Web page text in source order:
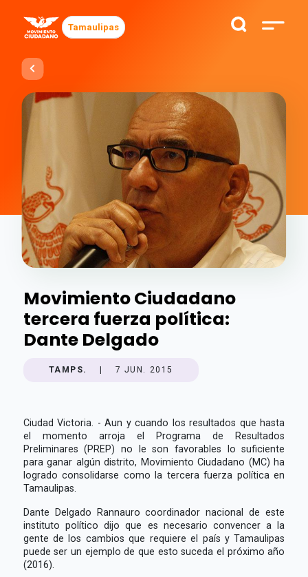
Tamaulipas
Movimiento Ciudadano
tercera fuerza política:
Dante Delgado
TAMPS. 7 JUN. 2015
Ciudad Victoria. - Aun y cuando los resultados que hasta
el momento arroja el Programa de Resultados
Preliminares (PREP) no le son favorables lo suficiente
para ganar algún distrito, Movimiento Ciudadano (MC) ha
logrado consolidarse como la tercera fuerza política en
Tamaulipas.
Dante Delgado Rannauro coordinador nacional de este
instituto político dijo que es necesario convencer a la
gente de los cambios que requiere el país y Tamaulipas
puede ser un ejemplo de que esto suceda el próximo año
(2016).